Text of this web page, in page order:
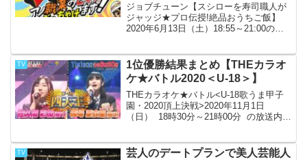
ジョブチューン【スシローを寿司職人が
ジャッジ★プロ伝授!絶品おうちご飯】
2020年6月13日（土）18:55～21:00の放
TV
1位優勝結果まとめ【THEカラオ
ケ★バトル2020＜U-18＞】
THEカラオケ★バトル<U-18歌うま甲子
園・2020頂上決戦>2020年11月1日
（日） 18時30分～21時00分 の放送内容
18新人王やU-12のリトルモ...
TV
芸人のデートプランで美人芸能人